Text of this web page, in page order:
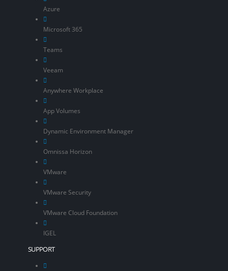
Azure
Microsoft 365
Teams
Veeam
Anywhere Workplace
App Volumes
Dynamic Environment Manager
Omnissa Horizon
VMware
VMware Security
VMware Cloud Foundation
IGEL
SUPPORT